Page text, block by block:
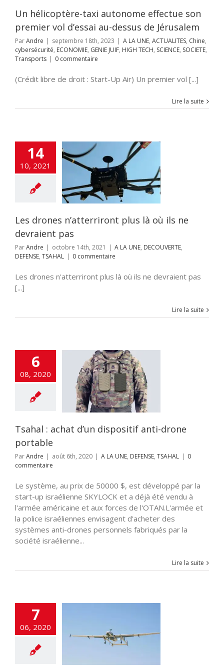
SCIENCE
Transports
Un hélicoptère-taxi autonome effectue son
premier vol d’essai au-dessus de Jérusalem
ParAndre | septembre 18th, 2023 | A LA UNE, ACTUALITES, Chine,
cybersécurité, ECONOMIE, GENIE JUIF, HIGH TECH, SCIENCE, SOCIETE,
Transports | 0 commentaire
(Crédit libre de droit : Start-Up Air) Un premier vol [...]
Lire la suite
14
10, 2021
drones
plus là où
pas
DECOUVERTE
Les drones n’atterriront plus là où ils ne
devraient pas
ParAndre | octobre 14th, 2021 | A LA UNE, DECOUVERTE,
DEFENSE, TSAHAL | 0 commentaire
Les drones n'atterriront plus là où ils ne devraient pas
[...]
Lire la suite
6
08, 2020
: achat d’un
Tsahal : achat d’un dispositif anti-drone
portable
ParAndre | août 6th, 2020 | A LA UNE, DEFENSE, TSAHAL | 0
commentaire
Le système, au prix de 50000 $, est développé par la
start-up israélienne SKYLOCK et a déjà été vendu à
l'armée américaine et aux forces de l'OTAN.L'armée et
la police israéliennes envisagent d'acheter des
systèmes anti-drones personnels fabriqués par la
société israélienne...
Lire la suite
7
06, 2020
des drones
pour la
des frontières
A LA UNE
DEFENSE